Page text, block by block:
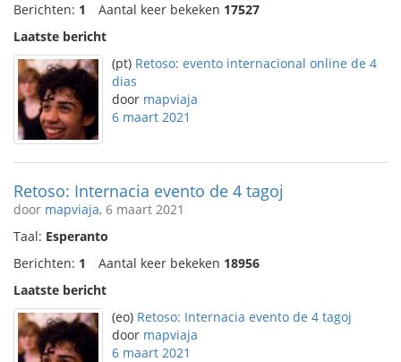
Berichten: 1 Aantal keer bekeken 17527
Laatste bericht
(pt) Retoso: evento internacional online de 4
dias
door mapviaja
6 maart 2021
Retoso: Internacia evento de 4 tagoj
door mapviaja, 6 maart 2021
Taal: Esperanto
Berichten: 1 Aantal keer bekeken 18956
Laatste bericht
(eo) Retoso: Internacia evento de 4 tagoj
door mapviaja
6 maart 2021